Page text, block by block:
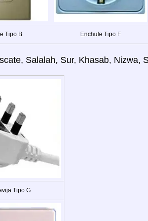
Tipo B Enchufe Tipo F
Salalah, Sur, Khasab, Nizwa,
Tipo G